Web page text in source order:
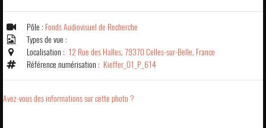
Pôle : Fonds Audiovisuel de Recherche
Types de vue :
Localisation : 12 Rue des Halles, 79370 Celles-sur-Belle, France
Référence numérisation : Kieffer_01_P_614
Avez-vous des informations sur cette photo ?